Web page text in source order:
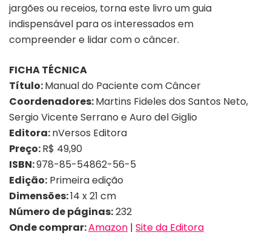
jargões ou receios, torna este livro um guia
indispensável para os interessados em
compreender e lidar com o câncer.
FICHA TÉCNICA
Título:Manual do Paciente com Câncer
Coordenadores:Martins Fideles dos Santos Neto,
Sergio Vicente Serrano e Auro del Giglio
Editora:nVersos Editora
Preço:R$ 49,90
ISBN:978-85-54862-56-5
Edição: Primeira edição
Dimensões:14 x 21 cm
Número de páginas:232
Onde comprar:Amazon | Site da Editora